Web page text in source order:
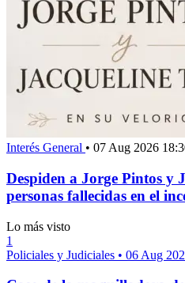
Interés General • 07 Aug 2026
Despiden a Jorge Pintos y
personas fallecidas en el
Lo más visto
1
Policiales y Judiciales • 06 Aug